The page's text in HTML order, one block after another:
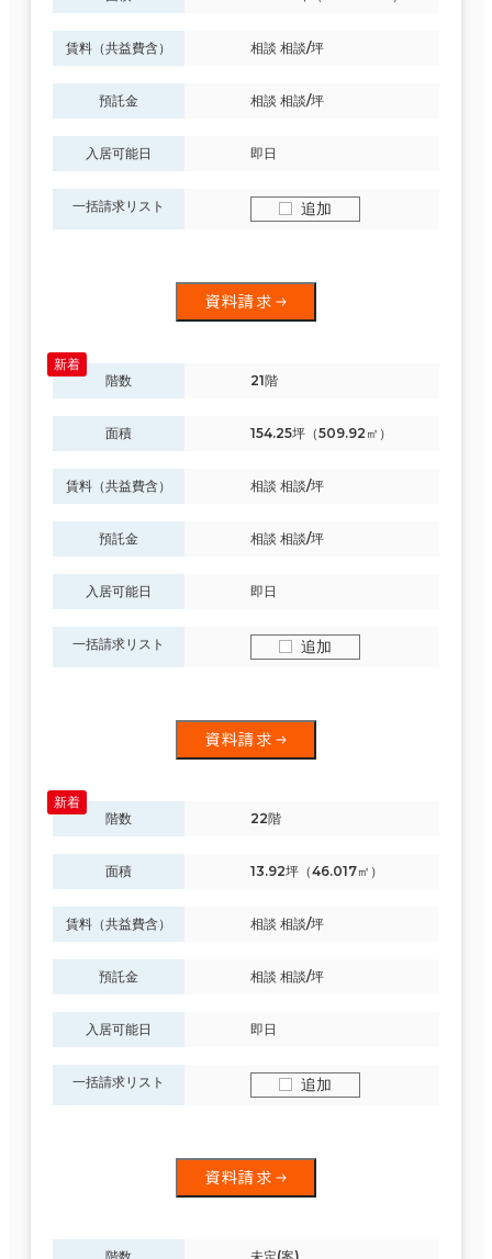
賃料（共益費含） 相談 相談/坪
預託金 相談 相談/坪
入居可能日 即日
一括請求リスト 追加
資料請求
階数 21階
面積 154.25坪（509.92㎡）
賃料（共益費含） 相談 相談/坪
預託金 相談 相談/坪
入居可能日 即日
一括請求リスト 追加
資料請求
階数 22階
面積 13.92坪（46.017㎡）
賃料（共益費含） 相談 相談/坪
預託金 相談 相談/坪
入居可能日 即日
一括請求リスト 追加
資料請求